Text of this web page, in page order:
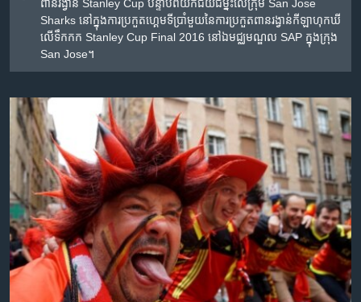
ពាន​រង្វាន់​ Stanley Cup បន្ទាប់​ពី​យក​ជ័យជម្នះ​លើ​ក្រុម San Jose
Sharks នៅ​ក្នុង​ការ​ប្រកួត​ហ្គេម​ទី​ប្រាំមួយ​នៃ​ការ​ប្រកួត​ពានរង្វាន់​​កីឡា​ហុកឃី​
លើ​ទឹកក​ក Stanley Cup Final 2016 នៅ​ឯ​មជ្ឈមណ្ឌល SAP ក្នុង​ក្រុង
San Jose។